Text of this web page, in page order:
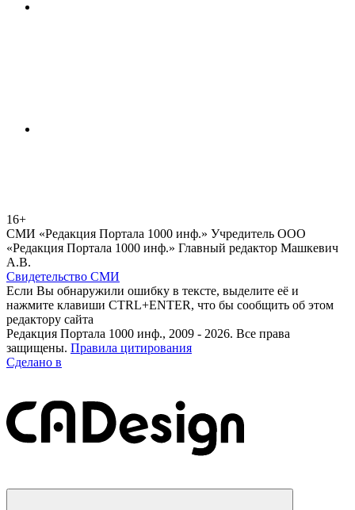
16+
СМИ «Редакция Портала 1000 инф.» Учредитель ООО
«Редакция Портала 1000 инф.» Главный редактор Машкевич
А.В.
Свидетельство СМИ
Если Вы обнаружили ошибку в тексте, выделите её и
нажмите клавиши CTRL+ENTER, что бы сообщить об этом
редактору сайта
Редакция Портала 1000 инф., 2009 - 2026. Все права
защищены. Правила цитирования
Сделано в